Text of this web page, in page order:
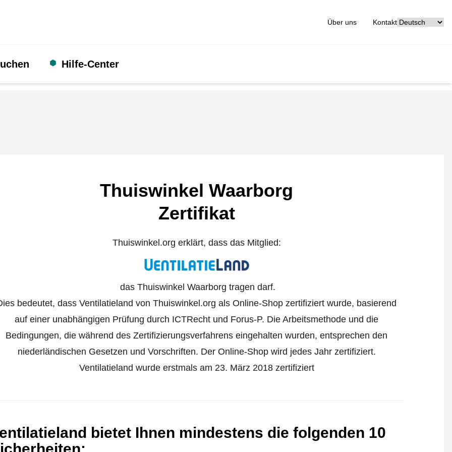
Über uns Kontakt
Hilfe-Center
Thuiswinkel Waarborg
Zertifikat
Thuiswinkel.org erklärt, dass das Mitglied:
das Thuiswinkel Waarborg tragen darf.
bedeutet, dass Ventilatieland von Thuiswinkel.org als Online-Shop zertifiziert wurde, basierend
auf einer unabhängigen Prüfung durch ICTRecht und Forus-P. Die Arbeitsmethode und die
Bedingungen, die während des Zertifizierungsverfahrens eingehalten wurden, entsprechen den
niederländischen Gesetzen und Vorschriften. Der Online-Shop wird jedes Jahr zertifiziert.
Ventilatieland wurde erstmals am 23. März 2018 zertifiziert
bietet Ihnen mindestens die folgenden 10